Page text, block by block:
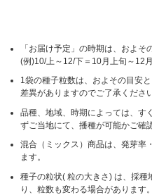
「お届け予定」の時期は、およそ
(例)10/上～12/下＝10月上旬～12
1袋の種子粒数は、およその目安
差異がありますのでご了承ください
品種、地域、時期によっては、す
ずご当地にて、播種が可能かご確
混合（ミックス）商品は、発芽率
ます。
種子の粒状( 粒の大きさ) は、採
り、粒数も変わる場合があります。